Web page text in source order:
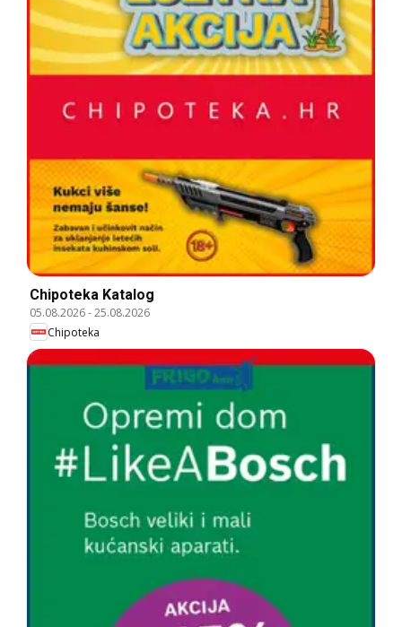
Chipoteka Katalog
05.08.2026-25.08.2026
Chipoteka